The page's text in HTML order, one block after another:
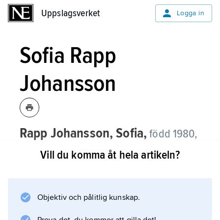
Uppslagsverket Logga in
Sofia Rapp
Johansson
Rapp Johansson, Sofia, född 1980,
författare.
Silverfisken
Vill du komma åt hela artikeln?
Objektiv och pålitlig kunskap.